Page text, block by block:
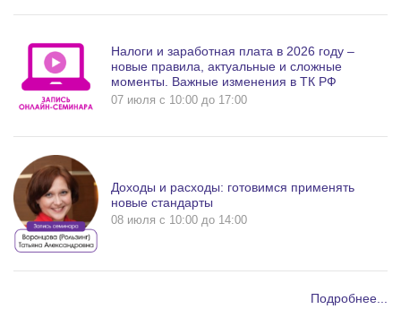
Налоги и заработная плата в 2026 году –
новые правила, актуальные и сложные
моменты. Важные изменения в ТК РФ
07 июля c 10:00 до 17:00
Доходы и расходы: готовимся применять
новые стандарты
08 июля c 10:00 до 14:00
Подробнее...